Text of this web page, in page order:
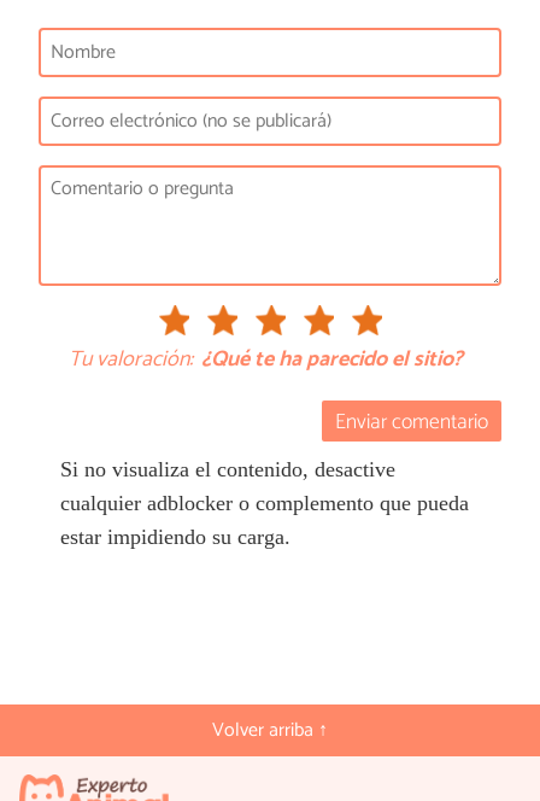
Tu valoración: ¿Qué te ha parecido el sitio?
Enviar comentario
Si no visualiza el contenido, desactive
cualquier adblocker o complemento que pueda
estar impidiendo su carga.
Volver arriba ↑